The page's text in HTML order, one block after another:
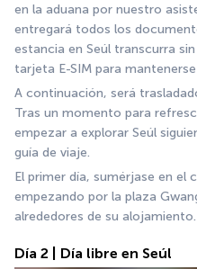
en la aduana por nuestro
entregará todos los
estancia en Seúl transcurra
tarjeta E-SIM para
A continuación, será
Tras un momento para
empezar a explorar Seúl
guía de viaje.
El primer día, sumérjase en el
empezando por la plaza
alrededores de su alojamiento.
Día 2 | Día libre en Seúl